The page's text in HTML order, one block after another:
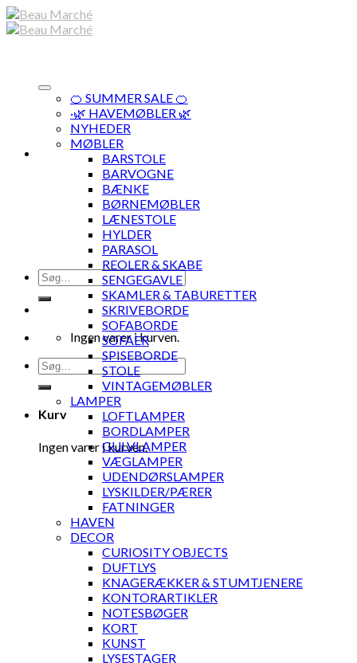
Skip
to
Søg
efter:
Ingen varer i kurven.
Søg
efter:
Kurv
Ingen varer i kurven.
🍊 SUMMER SALE 🍊
·🌿 HAVEMØBLER 🌿
NYHEDER
MØBLER
BARSTOLE
BARVOGNE
BÆNKE
BØRNEMØBLER
LÆNESTOLE
HYLDER
PARASOL
REOLER & SKABE
SENGEGAVLE
SKAMLER & TABURETTER
SKRIVEBORDE
SOFABORDE
SOFAER
SPISEBORDE
STOLE
VINTAGEMØBLER
LAMPER
LOFTLAMPER
BORDLAMPER
GULVLAMPER
VÆGLAMPER
UDENDØRSLAMPER
LYSKILDER/PÆRER
FATNINGER
HAVEN
DECOR
CURIOSITY OBJECTS
DUFTLYS
KNAGERÆKKER & STUMTJENERE
KONTORARTIKLER
NOTESBØGER
KORT
KUNST
LYSESTAGER